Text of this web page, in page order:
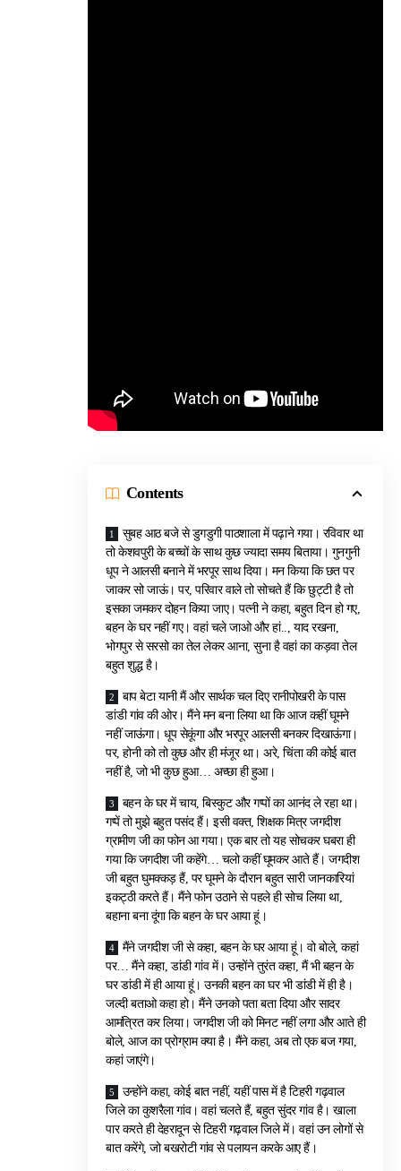
Contents
सुबह आठ बजे से डुगडुगी पाठशाला में पढ़ाने गया। रविवार था
तो केशवपुरी के बच्चों के साथ कुछ ज्यादा समय बिताया। गुनगुनी
धूप ने आलसी बनाने में भरपूर साथ दिया। मन किया कि छत पर
जाकर सो जाऊं। पर, परिवार वाले तो सोचते हैं कि छुट्टी है तो
इसका जमकर दोहन किया जाए। पत्नी ने कहा, बहुत दिन हो गए,
बहन के घर नहीं गए। वहां चले जाओ और हां.., याद रखना,
भोगपुर से सरसो का तेल लेकर आना, सुना है वहां का कड़वा तेल
बहुत शुद्ध है।
बाप बेटा यानी मैं और सार्थक चल दिए रानीपोखरी के पास
डांडी गांव की ओर। मैंने मन बना लिया था कि आज कहीं घूमने
नहीं जाऊंगा। धूप सेकूंगा और भरपूर आलसी बनकर दिखाऊंगा।
पर, होनी को तो कुछ और ही मंजूर था। अरे, चिंता की कोई बात
नहीं है, जो भी कुछ हुआ… अच्छा ही हुआ।
बहन के घर में चाय, बिस्कुट और गप्पों का आनंद ले रहा था।
गप्पें तो मुझे बहुत पसंद हैं। इसी वक्त, शिक्षक मित्र जगदीश
ग्रामीण जी का फोन आ गया। एक बार तो यह सोचकर घबरा ही
गया कि जगदीश जी कहेंगे… चलो कहीं घूमकर आते हैं। जगदीश
जी बहुत घुमक्कड़ हैं, पर घूमने के दौरान बहुत सारी जानकारियां
इकट्ठी करते हैं। मैंने फोन उठाने से पहले ही सोच लिया था,
बहाना बना दूंगा कि बहन के घर आया हूं।
मैंने जगदीश जी से कहा, बहन के घर आया हूं। वो बोले, कहां
पर… मैंने कहा, डांडी गांव में। उन्होंने तुरंत कहा, मैं भी बहन के
घर डांडी में ही आया हूं। उनकी बहन का घर भी डांडी में ही है।
जल्दी बताओ कहा हो। मैंने उनको पता बता दिया और सादर
आमंत्रित कर लिया। जगदीश जी को मिनट नहीं लगा और आते ही
बोले, आज का प्रोग्राम क्या है। मैंने कहा, अब तो एक बज गया,
कहां जाएंगे।
उन्होंने कहा, कोई बात नहीं, यहीं पास में है टिहरी गढ़वाल
जिले का कुशरैला गांव। वहां चलते हैं, बहुत सुंदर गांव है। खाला
पार करते ही देहरादून से टिहरी गढ़वाल जिले में। वहां उन लोगों से
बात करेंगे, जो बखरोटी गांव से पलायन करके आए हैं।